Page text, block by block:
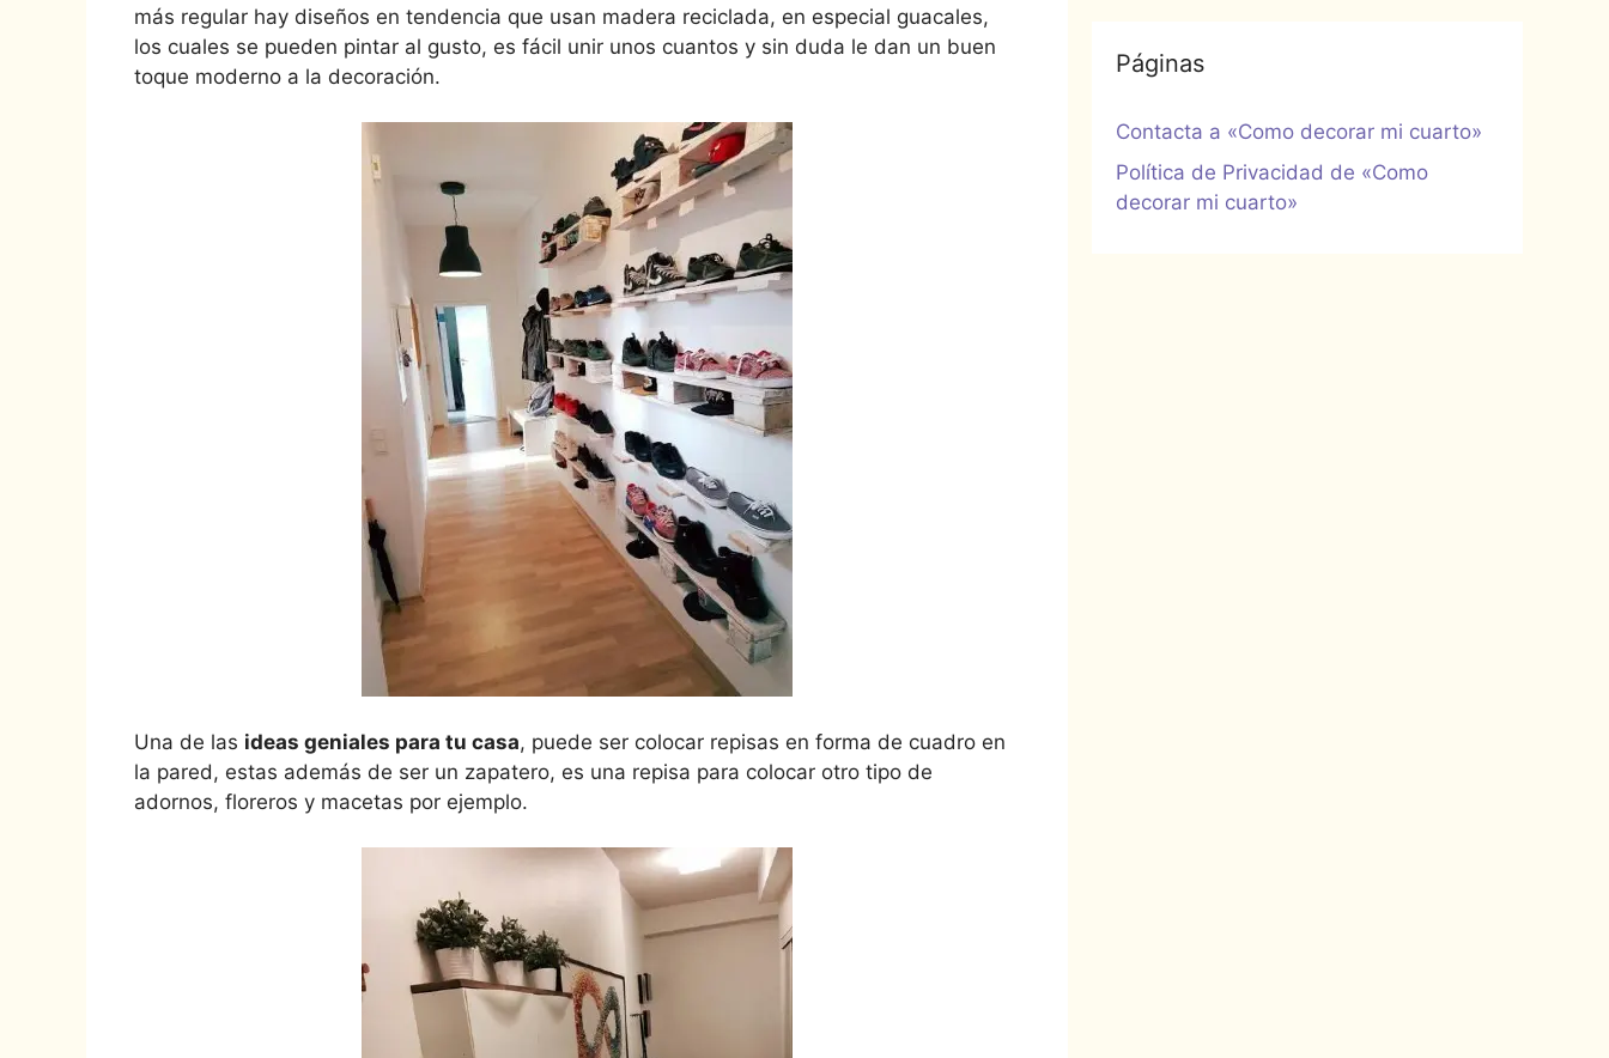
más regular hay diseños en tendencia que usan madera reciclada, en especial guacales,
los cuales se pueden pintar al gusto, es fácil unir unos cuantos y sin duda le dan un buen
toque moderno a la decoración.
Una de las ideas geniales para tu casa, puede ser colocar repisas en forma de cuadro en
la pared, estas además de ser un zapatero, es una repisa para colocar otro tipo de
adornos, floreros y macetas por ejemplo.
Páginas
Contacta a «Como decorar mi cuarto»
Política de Privacidad de «Como
decorar mi cuarto»